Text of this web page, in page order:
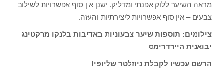
מראה השיער ללוק אפנתי ומדליק. ישנן אין סוף אפשרויות לשילוב
צבעים – אין סוף אפשרויות ליצירתיות והעזה.
צילומים: תוספות שיער צבעוניות באדיבות בלנקו מרקטינג
יבואנית היירדרימס
הרשם עכשיו לקבלת ניוזלטר שליופי!